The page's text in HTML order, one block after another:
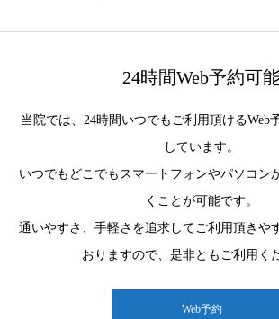
24時間Web予約可
当院では、24時間いつでもご利用頂けるWeb
しています。
いつでもどこでもスマートフォンやパソコン
くことが可能です。
通いやすさ、手軽さを追求してご利用頂きや
おりますので、是非ともご利用く
Web予約